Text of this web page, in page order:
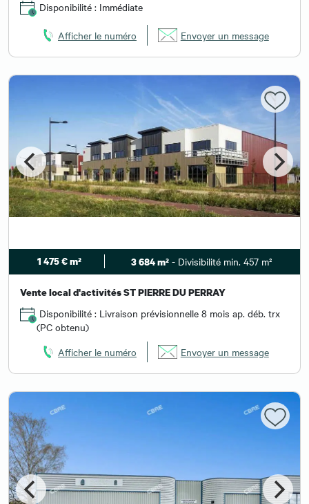
Disponibilité : Immédiate
Afficher le numéro Envoyer un message
1 475 € m² 3 684 m² - Divisibilité min. 457 m²
Vente local d'activités ST PIERRE DU PERRAY
Disponibilité : Livraison prévisionnelle 8 mois ap. déb. trx
(PC obtenu)
Afficher le numéro
Envoyer un message